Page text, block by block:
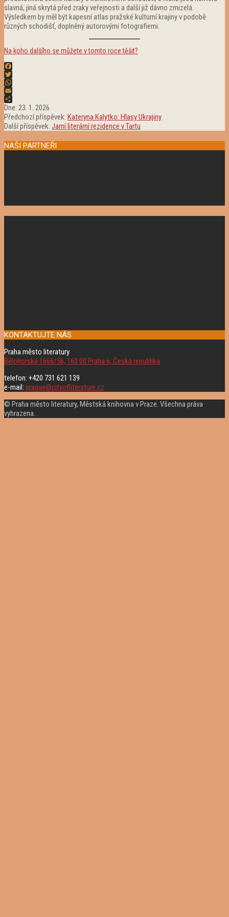
slavná, jiná skrytá před zraky veřejnosti a další již dávno zmizelá.
Výsledkem by měl být kapesní atlas pražské kulturní krajiny v podobě
různých schodišť, doplněný autorovými fotografiemi.
Na koho dalšího se můžete v tomto roce těšit?
Facebook
Twitter
WhatsApp
Email
Share
2026-
01-
23
Dne: 23. 1. 2026
Předchozí příspěvek: Kateryna Kalytko: Hlasy Ukrajiny
Další příspěvek: Jarní literární rezidence v Tartu
NAŠI PARTNEŘI
KONTAKTUJTE NÁS
Praha město literatury
Bělohorská 1666/56, 160 00 Praha 6, Česká republika
telefon: +420 731 621 139
e-mail: prague@cityofliterature.cz
© Praha město literatury, Městská knihovna v Praze. Všechna práva
vyhrazena.